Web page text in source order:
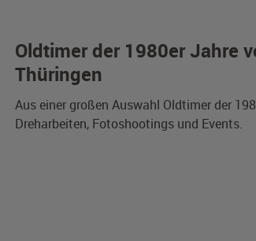
Oldtimer der 1980er Jahre
Thüringen
Aus einer großen Auswahl Oldtimer der
Dreharbeiten, Fotoshootings und Events.